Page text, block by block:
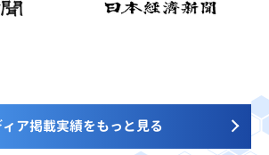
ィア掲載実績をもっと見る